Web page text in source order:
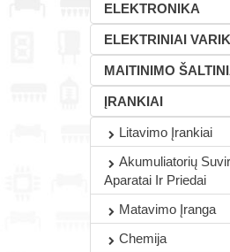
ELEKTRONIKA
ELEKTRINIAI
MAITINIMO
ĮRANKIAI
Litavimo Įrankiai
Akumuliatorių
Aparatai Ir Priedai
Matavimo Įranga
Chemija